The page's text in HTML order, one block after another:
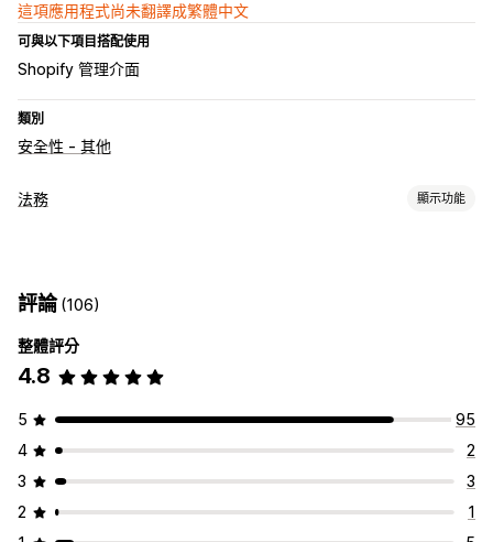
這項應用程式尚未翻譯成繁體中文
可與以下項目搭配使用
Shopify 管理介面
類別
安全性 - 其他
法務 顯示功能
核取方塊
自訂代碼
頁面限制 商品目標設定
評論(106)
整體評分
4.8
5
95
4
2
3
3
2
1